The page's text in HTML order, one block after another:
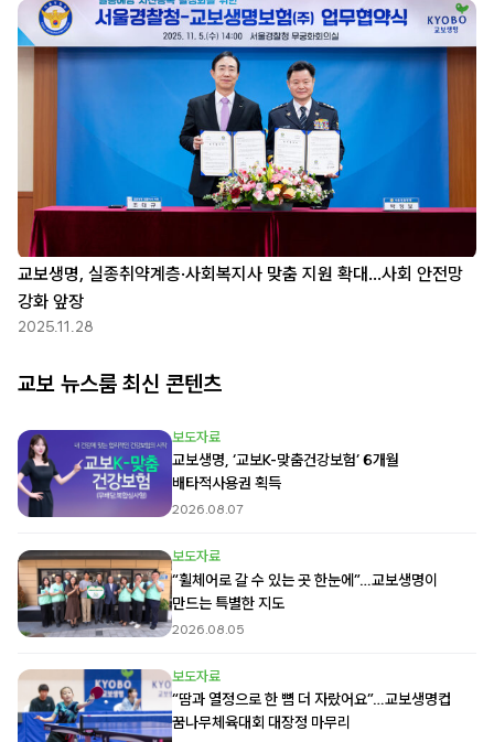
교보생명, 실종취약계층·사회복지사 맞춤 지원 확대…사회 안전망
강화 앞장
2025.11.28
교보 뉴스룸 최신 콘텐츠
보도자료
교보생명, ‘교보K-맞춤건강보험’ 6개월
배타적사용권 획득
2026.08.07
보도자료
“휠체어로 갈 수 있는 곳 한눈에”…교보생명이
만드는 특별한 지도
2026.08.05
보도자료
“땀과 열정으로 한 뼘 더 자랐어요”…교보생명컵
꿈나무체육대회 대장정 마무리